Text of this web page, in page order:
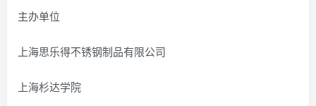
主办单位
上海思乐得不锈钢制品有限公司
上海杉达学院